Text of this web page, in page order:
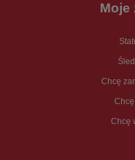
Moje
Chcę
Chcę